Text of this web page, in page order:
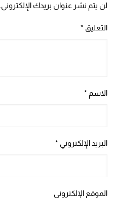
لن يتم نشر عنوان بريدك الإلكتروني.
التعليق *
الاسم *
البريد الإلكتروني *
الموقع الإلكتروني